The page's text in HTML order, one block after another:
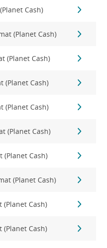
Cash)
(Planet Cash)
(Planet Cash)
(Planet Cash)
(Planet Cash)
(Planet Cash)
(Planet Cash)
(Planet Cash)
(Planet Cash)
(Planet Cash)